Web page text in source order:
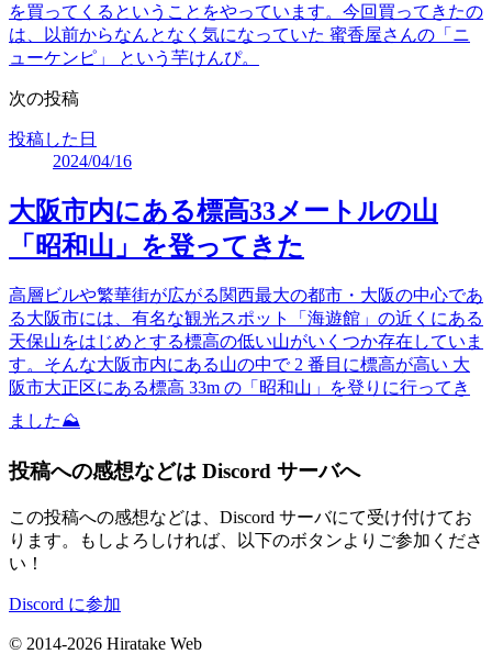
を買ってくるということをやっています。今回買ってきたの
は、以前からなんとなく気になっていた 蜜香屋さんの「ニ
ューケンピ」 という芋けんぴ。
次の投稿
投稿した日
2024/04/16
大阪市内にある標高33メートルの山
「昭和山」を登ってきた
高層ビルや繁華街が広がる関西最大の都市・大阪の中心であ
る大阪市には、有名な観光スポット「海遊館」の近くにある
天保山をはじめとする標高の低い山がいくつか存在していま
す。そんな大阪市内にある山の中で 2 番目に標高が高い 大
阪市大正区にある標高 33m の「昭和山」を登りに行ってき
ました⛰️
投稿への感想などは Discord サーバへ
この投稿への感想などは、Discord サーバにて受け付けてお
ります。もしよろしければ、以下のボタンよりご参加くださ
い！
Discord に参加
© 2014-2026 Hiratake Web